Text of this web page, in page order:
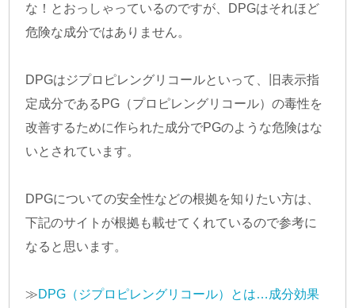
な！とおっしゃっているのですが、DPGはそれほど
危険な成分ではありません。
DPGはジプロピレングリコールといって、旧表示指
定成分であるPG（プロピレングリコール）の毒性を
改善するために作られた成分でPGのような危険はな
いとされています。
DPGについての安全性などの根拠を知りたい方は、
下記のサイトが根拠も載せてくれているので参考に
なると思います。
≫DPG（ジプロピレングリコール）とは…成分効果